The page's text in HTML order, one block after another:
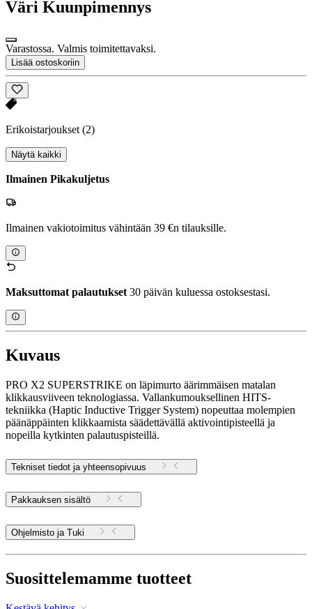
Väri Kuunpimennys
Varastossa. Valmis toimitettavaksi.
Lisää ostoskoriin
Erikoistarjoukset (2)
Näytä kaikki
Ilmainen Pikakuljetus
Ilmainen vakiotoimitus vähintään 39 €n tilauksille.
Maksuttomat palautukset 30 päivän kuluessa ostoksestasi.
Kuvaus
PRO X2 SUPERSTRIKE on läpimurto äärimmäisen matalan
klikkausviiveen teknologiassa. Vallankumouksellinen HITS-
tekniikka (Haptic Inductive Trigger System) nopeuttaa molempien
päänäppäinten klikkaamista säädettävällä aktivointipisteellä ja
nopeilla kytkinten palautuspisteillä.
Tekniset tiedot ja yhteensopivuus
Pakkauksen sisältö
Ohjelmisto ja Tuki
Suosittelemamme tuotteet